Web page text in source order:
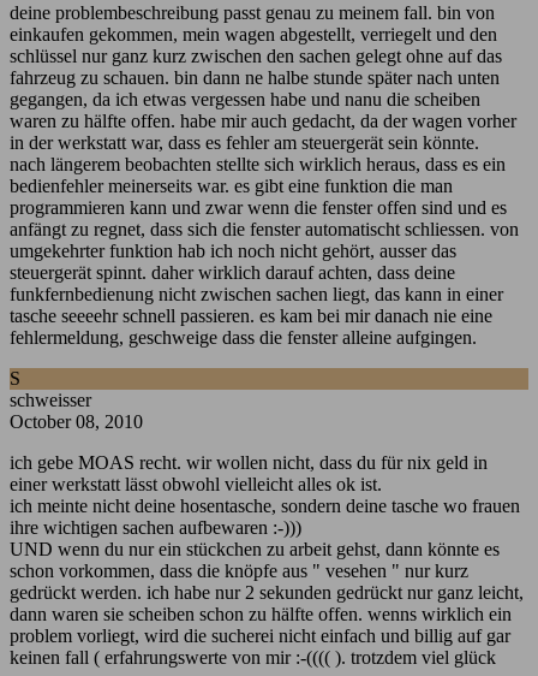
deine problembeschreibung passt genau zu meinem fall. bin von
einkaufen gekommen, mein wagen abgestellt, verriegelt und den
schlüssel nur ganz kurz zwischen den sachen gelegt ohne auf das
fahrzeug zu schauen. bin dann ne halbe stunde später nach unten
gegangen, da ich etwas vergessen habe und nanu die scheiben
waren zu hälfte offen. habe mir auch gedacht, da der wagen vorher
in der werkstatt war, dass es fehler am steuergerät sein könnte.
nach längerem beobachten stellte sich wirklich heraus, dass es ein
bedienfehler meinerseits war. es gibt eine funktion die man
programmieren kann und zwar wenn die fenster offen sind und es
anfängt zu regnet, dass sich die fenster automatischt schliessen. von
umgekehrter funktion hab ich noch nicht gehört, ausser das
steuergerät spinnt. daher wirklich darauf achten, dass deine
funkfernbedienung nicht zwischen sachen liegt, das kann in einer
tasche seeeehr schnell passieren. es kam bei mir danach nie eine
fehlermeldung, geschweige dass die fenster alleine aufgingen.
S
schweisser
October 08, 2010
ich gebe MOAS recht. wir wollen nicht, dass du für nix geld in
einer werkstatt lässt obwohl vielleicht alles ok ist.
ich meinte nicht deine hosentasche, sondern deine tasche wo frauen
ihre wichtigen sachen aufbewaren :-)))
UND wenn du nur ein stückchen zu arbeit gehst, dann könnte es
schon vorkommen, dass die knöpfe aus " vesehen " nur kurz
gedrückt werden. ich habe nur 2 sekunden gedrückt nur ganz leicht,
dann waren sie scheiben schon zu hälfte offen. wenns wirklich ein
problem vorliegt, wird die sucherei nicht einfach und billig auf gar
keinen fall ( erfahrungswerte von mir :-(((( ). trotzdem viel glück